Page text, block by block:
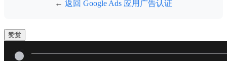
← 返回 Google Ads 应用广告认证
赞赏